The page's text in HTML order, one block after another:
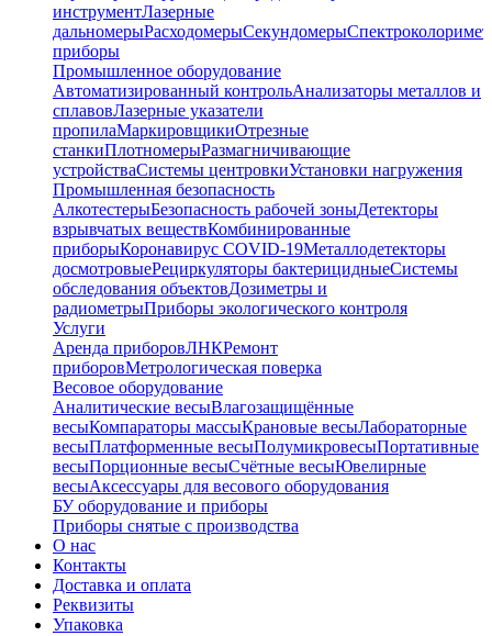
инструментЛазерные
дальномерыРасходомерыСекундомеры
приборы
Промышленное оборудование
Автоматизированный контрольАнализаторы металлов и
сплавовЛазерные указатели
пропилаМаркировщикиОтрезные
станкиПлотномерыРазмагничивающие
устройстваСистемы центровкиУстановки нагружения
Промышленная безопасность
АлкотестерыБезопасность рабочей зоныДетекторы
взрывчатых веществКомбинированные
приборыКоронавирус COVID-19Металлодетекторы
досмотровыеРециркуляторы бактерицидныеСистемы
обследования объектовДозиметры и
радиометрыПриборы экологического контроля
Услуги
Аренда приборовЛНКРемонт
приборовМетрологическая поверка
Весовое оборудование
Аналитические весыВлагозащищённые
весыКомпараторы массыКрановые весыЛабораторные
весыПлатформенные весыПолумикровесыПортативные
весыПорционные весыСчётные весыЮвелирные
весыАксессуары для весового оборудования
БУ оборудование и приборы
Приборы снятые с производства
О нас
Контакты
Доставка и оплата
Реквизиты
Упаковка